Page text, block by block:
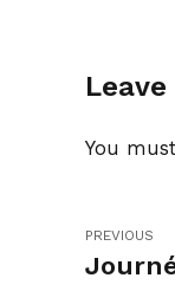
You
PREVIOUS